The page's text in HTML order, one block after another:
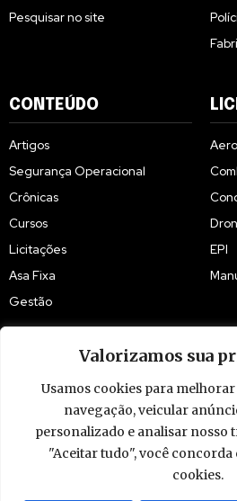
Valorizamos sua
Usamos cookies para
navegação, veicular
personalizado e analisar nosso
"Aceitar tudo", você concorda
cookies.
Pesquisar no site
CONTEÚDO
Artigos
Segurança Operacional
Crônicas
Cursos
Licitações
Asa Fixa
Gestão
EPI
© 2009 - 2026 Piloto Policial. Todos os